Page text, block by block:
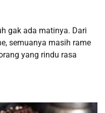
gak ada matinya. Dari
semuanya masih rame
yang rindu rasa